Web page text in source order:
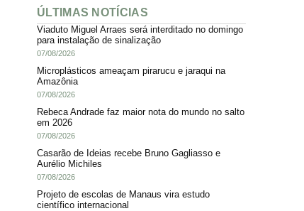
ÚLTIMAS NOTÍCIAS
Viaduto Miguel Arraes será interditado no domingo
para instalação de sinalização
07/08/2026
Microplásticos ameaçam pirarucu e jaraqui na
Amazônia
07/08/2026
Rebeca Andrade faz maior nota do mundo no salto
em 2026
07/08/2026
Casarão de Ideias recebe Bruno Gagliasso e
Aurélio Michiles
07/08/2026
Projeto de escolas de Manaus vira estudo
científico internacional